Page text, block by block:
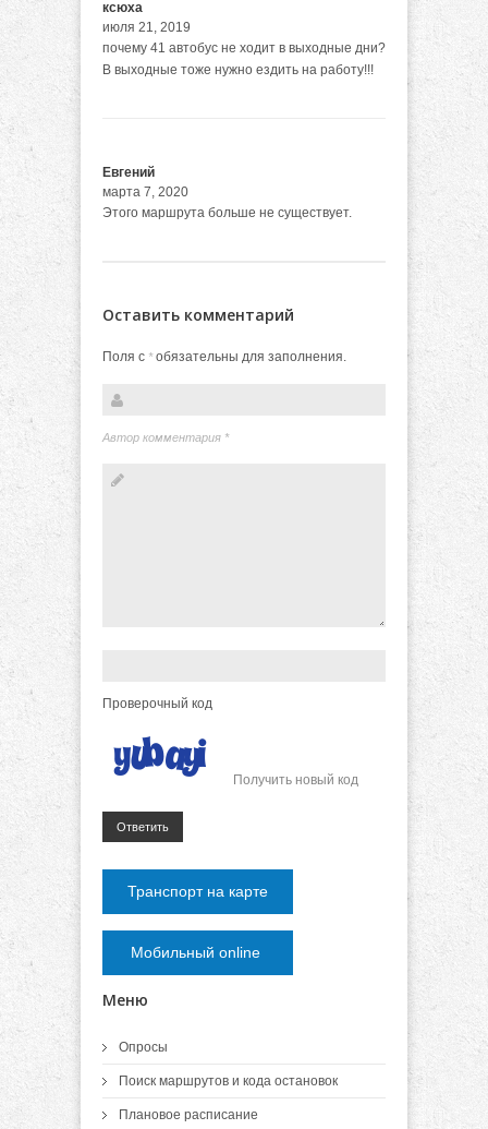
ксюха
июля 21, 2019
почему 41 автобус не ходит в выходные дни?
В выходные тоже нужно ездить на работу!!!
Евгений
марта 7, 2020
Этого маршрута больше не существует.
Оставить комментарий
Поля с *обязательны для заполнения.
Автор комментария *
Проверочный код
Получить новый код
Ответить
Транспорт на карте
Мобильный online
Меню
Опросы
Поиск маршрутов и кода остановок
Плановое расписание